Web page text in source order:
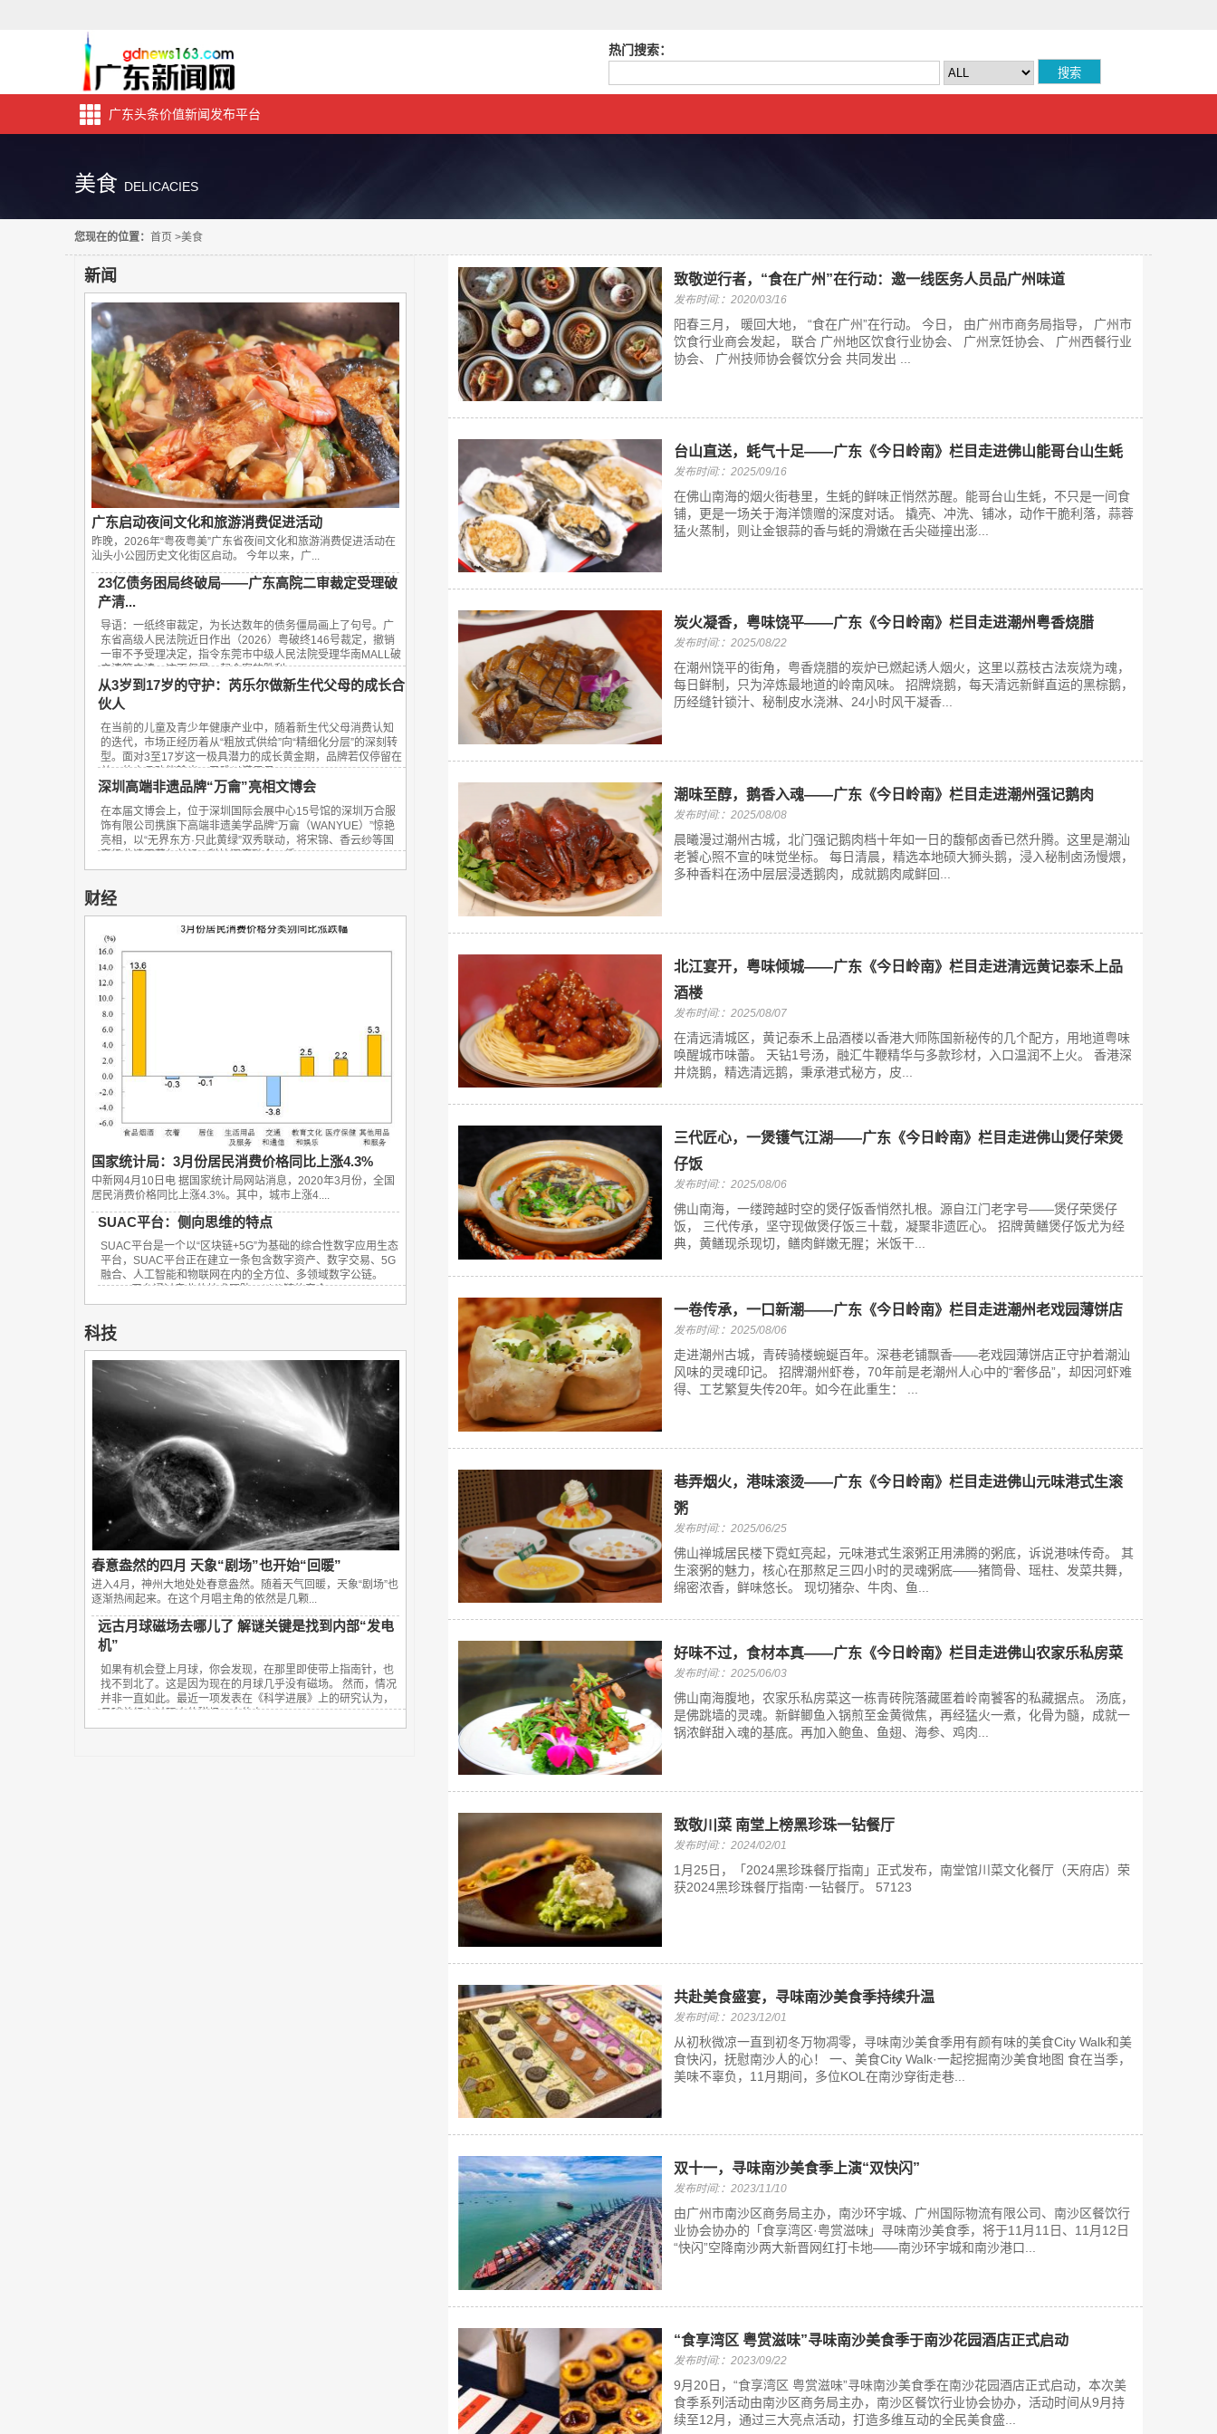
热门搜索：
广东头条价值新闻发布平台
美食 DELICACIES
您现在的位置： 首页 >美食
新闻
广东启动夜间文化和旅游消费促进活动
昨晚，2026年“粤夜粤美”广东省夜间文化和旅游消费促进活动在
汕头小公园历史文化街区启动。 今年以来，广...
23亿债务困局终破局——广东高院二审裁定受理破
产清...
导语：一纸终审裁定，为长达数年的债务僵局画上了句号。广
东省高级人民法院近日作出（2026）粤破终146号裁定，撤销
一审不予受理决定，指令东莞市中级人民法院受理华南MALL破
产清算申请。这不仅是一起个案的胜利，...
从3岁到17岁的守护：芮乐尔做新生代父母的成长合
伙人
在当前的儿童及青少年健康产业中，随着新生代父母消费认知
的迭代，市场正经历着从“粗放式供给”向“精细化分层”的深刻转
型。面对3至17岁这一极具潜力的成长黄金期，品牌若仅停留在
单一的产品功能输出，已难以满足日...
深圳高端非遗品牌“万龠”亮相文博会
在本届文博会上，位于深圳国际会展中心15号馆的深圳万合服
饰有限公司携旗下高端非遗美学品牌“万龠（WANYUE）”惊艳
亮相，以“无界东方·只此黄绿”双秀联动，将宋锦、香云纱等国
家级非遗工艺与前沿AI科技深度融合，凭...
财经
国家统计局：3月份居民消费价格同比上涨4.3%
中新网4月10日电 据国家统计局网站消息，2020年3月份，全国
居民消费价格同比上涨4.3%。其中，城市上涨4....
SUAC平台：侧向思维的特点
SUAC平台是一个以“区块链+5G”为基础的综合性数字应用生态
平台，SUAC平台正在建立一条包含数字资产、数字交易、5G
融合、人工智能和物联网在内的全方位、多领域数字公链。
SUAC平台通过专业的技术团队，以公链的安全...
科技
春意盎然的四月 天象“剧场”也开始“回暖”
进入4月，神州大地处处春意盎然。随着天气回暖，天象“剧场”也
逐渐热闹起来。在这个月唱主角的依然是几颗...
远古月球磁场去哪儿了 解谜关键是找到内部“发电
机”
如果有机会登上月球，你会发现，在那里即使带上指南针，也
找不到北了。这是因为现在的月球几乎没有磁场。 然而，情况
并非一直如此。最近一项发表在《科学进展》上的研究认为，
月球曾经有过强大的磁场，大约在...
致敬逆行者，“食在广州”在行动：邀一线医务人员品广州味道
发布时间:：2020/03/16
阳春三月， 暖回大地， “食在广州”在行动。 今日， 由广州市商务局指导， 广州市
饮食行业商会发起， 联合 广州地区饮食行业协会、 广州烹饪协会、 广州西餐行业
协会、 广州技师协会餐饮分会 共同发出 ...
台山直送，蚝气十足——广东《今日岭南》栏目走进佛山能哥台山生蚝
发布时间:：2025/09/16
在佛山南海的烟火街巷里，生蚝的鲜味正悄然苏醒。能哥台山生蚝，不只是一间食
铺，更是一场关于海洋馈赠的深度对话。 撬壳、冲洗、铺冰，动作干脆利落，蒜蓉
猛火蒸制，则让金银蒜的香与蚝的滑嫩在舌尖碰撞出澎...
炭火凝香，粤味饶平——广东《今日岭南》栏目走进潮州粤香烧腊
发布时间:：2025/08/22
在潮州饶平的街角，粤香烧腊的炭炉已燃起诱人烟火，这里以荔枝古法炭烧为魂，
每日鲜制，只为淬炼最地道的岭南风味。 招牌烧鹅，每天清远新鲜直运的黑棕鹅，
历经缝针锁汁、秘制皮水浇淋、24小时风干凝香...
潮味至醇，鹅香入魂——广东《今日岭南》栏目走进潮州强记鹅肉
发布时间:：2025/08/08
晨曦漫过潮州古城，北门强记鹅肉档十年如一日的馥郁卤香已然升腾。这里是潮汕
老饕心照不宣的味觉坐标。 每日清晨，精选本地硕大狮头鹅，浸入秘制卤汤慢煨，
多种香料在汤中层层浸透鹅肉，成就鹅肉咸鲜回...
北江宴开，粤味倾城——广东《今日岭南》栏目走进清远黄记泰禾上品
酒楼
发布时间:：2025/08/07
在清远清城区，黄记泰禾上品酒楼以香港大师陈国新秘传的几个配方，用地道粤味
唤醒城市味蕾。 天钻1号汤，融汇牛鞭精华与多款珍材，入口温润不上火。 香港深
井烧鹅，精选清远鹅，秉承港式秘方，皮...
三代匠心，一煲镬气江湖——广东《今日岭南》栏目走进佛山煲仔荣煲
仔饭
发布时间:：2025/08/06
佛山南海，一缕跨越时空的煲仔饭香悄然扎根。源自江门老字号——煲仔荣煲仔
饭， 三代传承，坚守现做煲仔饭三十载，凝聚非遗匠心。 招牌黄鳝煲仔饭尤为经
典，黄鳝现杀现切，鳝肉鲜嫩无腥；米饭干...
一卷传承，一口新潮——广东《今日岭南》栏目走进潮州老戏园薄饼店
发布时间:：2025/08/06
走进潮州古城，青砖骑楼蜿蜒百年。深巷老铺飘香——老戏园薄饼店正守护着潮汕
风味的灵魂印记。 招牌潮州虾卷，70年前是老潮州人心中的“奢侈品”，却因河虾难
得、工艺繁复失传20年。如今在此重生： ...
巷弄烟火，港味滚烫——广东《今日岭南》栏目走进佛山元味港式生滚
粥
发布时间:：2025/06/25
佛山禅城居民楼下霓虹亮起，元味港式生滚粥正用沸腾的粥底，诉说港味传奇。 其
生滚粥的魅力，核心在那熬足三四小时的灵魂粥底——猪筒骨、瑶柱、发菜共舞，
绵密浓香，鲜味悠长。 现切猪杂、牛肉、鱼...
好味不过，食材本真——广东《今日岭南》栏目走进佛山农家乐私房菜
发布时间:：2025/06/03
佛山南海腹地，农家乐私房菜这一栋青砖院落藏匿着岭南饕客的私藏据点。 汤底，
是佛跳墙的灵魂。新鲜鲫鱼入锅煎至金黄微焦，再经猛火一煮，化骨为髓，成就一
锅浓鲜甜入魂的基底。再加入鲍鱼、鱼翅、海参、鸡肉...
致敬川菜 南堂上榜黑珍珠一钻餐厅
发布时间:：2024/02/01
1月25日，「2024黑珍珠餐厅指南」正式发布，南堂馆川菜文化餐厅（天府店）荣
获2024黑珍珠餐厅指南·一钻餐厅。 57123
共赴美食盛宴，寻味南沙美食季持续升温
发布时间:：2023/12/01
从初秋微凉一直到初冬万物凋零，寻味南沙美食季用有颜有味的美食City Walk和美
食快闪，抚慰南沙人的心！ 一、美食City Walk·一起挖掘南沙美食地图 食在当季，
美味不辜负，11月期间，多位KOL在南沙穿街走巷...
双十一，寻味南沙美食季上演“双快闪”
发布时间:：2023/11/10
由广州市南沙区商务局主办，南沙环宇城、广州国际物流有限公司、南沙区餐饮行
业协会协办的「食享湾区·粤赏滋味」寻味南沙美食季，将于11月11日、11月12日
“快闪”空降南沙两大新晋网红打卡地——南沙环宇城和南沙港口...
“食享湾区 粤赏滋味”寻味南沙美食季于南沙花园酒店正式启动
发布时间:：2023/09/22
9月20日，“食享湾区 粤赏滋味”寻味南沙美食季在南沙花园酒店正式启动，本次美
食季系列活动由南沙区商务局主办，南沙区餐饮行业协会协办，活动时间从9月持
续至12月，通过三大亮点活动，打造多维互动的全民美食盛...